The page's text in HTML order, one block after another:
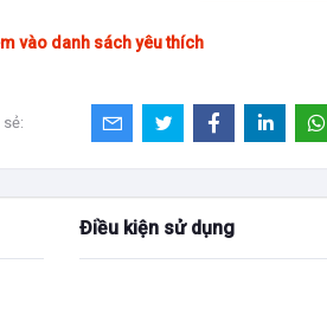
vào danh sách yêu thích
sẻ:
Điều kiện sử dụng